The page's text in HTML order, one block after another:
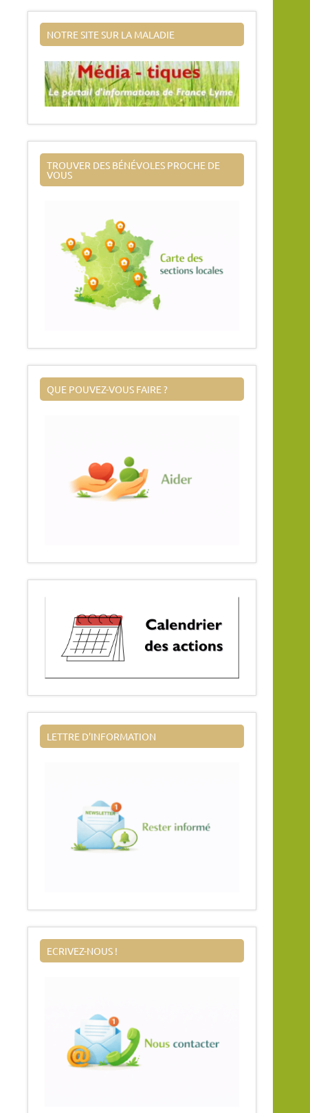
NOTRE SITE SUR LA MALADIE
TROUVER DES BÉNÉVOLES PROCHE DE
VOUS
QUE POUVEZ-VOUS FAIRE ?
LETTRE D’INFORMATION
ECRIVEZ-NOUS !